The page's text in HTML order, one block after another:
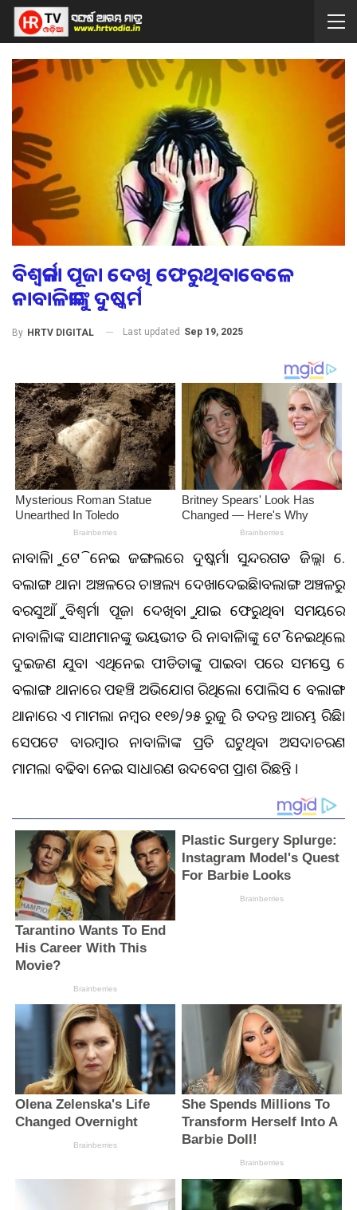
ବିଶ୍ୱକର୍ମା ପୂଜା ଦେଖି ଫେରୁଥିବାବେଳେ
ନାବାଳିକାଙ୍କୁ ଦୁଷ୍କର୍ମ
By HRTV DIGITAL Last updated Sep 19, 2025
ନାବାଳିକାକୁ ଟେକି ନେଇ ଜଙ୍ଗଲରେ ଦୁଷ୍କର୍ମ। ସୁନ୍ଦରଗଡ ଜିଲ୍ଲା କେ.
ବଲାଙ୍ଗ ଥାନା ଅଞ୍ଚଳରେ ଚାଞ୍ଚଲ୍ୟ ଦେଖାଦେଇଛି।ବଲାଙ୍ଗ ଅଞ୍ଚଳରୁ
ବରସୁଆଁକୁ ବିଶ୍ୱକର୍ମା ପୂଜା ଦେଖିବାକୁ ଯାଇ ଫେରୁଥିବା ସମୟରେ
ନାବାଳିକାଙ୍କ ସାଥୀମାନଙ୍କୁ ଭୟଭୀତ କରି ନାବାଳିକାଙ୍କୁ ଟେକି ନେଇଥିଲେ
ଦୁଇଜଣ ଯୁବକ। ଏଥିନେଇ ପୀଡିତାଙ୍କୁ ପାଇବା ପରେ ସମସ୍ତେ କେ
ବଲାଙ୍ଗ ଥାନାରେ ପହଞ୍ଚି ଅଭିଯୋଗ କରିଥିଲେ। ପୋଲିସ କେ ବଲାଙ୍ଗ
ଥାନାରେ ଏକ ମାମଲା ନମ୍ବର ୧୧୭/୨୫ ରୁଜୁ କରି ତଦନ୍ତ ଆରମ୍ଭ କରିଛି।
ସେପଟେ ବାରମ୍ବାର ନାବାଳିକାଙ୍କ ପ୍ରତି ଘଟୁଥିବା ଅସଦାଚରଣ
ମାମଲା ବଢିବା ନେଇ ସାଧାରଣ ଉଦବେଗ ପ୍ରକାଶ କରିଛନ୍ତି ।